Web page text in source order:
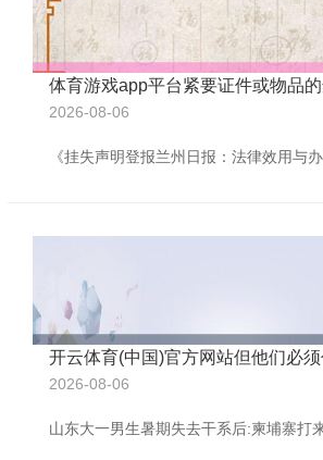
2026-08-06
2026-08-06